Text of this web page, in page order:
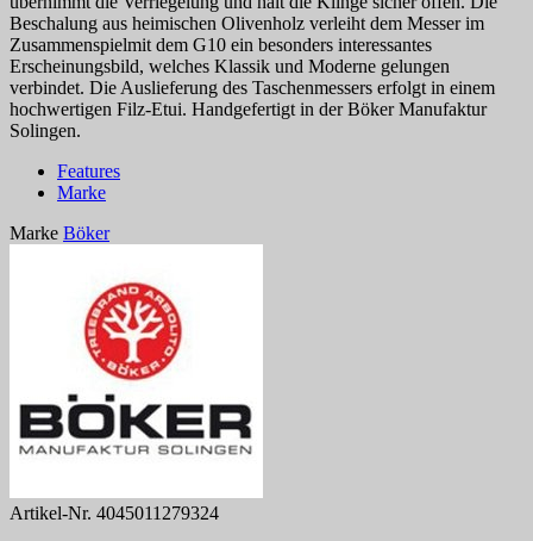
Beschalung aus heimischen Olivenholz verleiht dem Messer im
Zusammenspielmit dem G10 ein besonders interessantes
Erscheinungsbild, welches Klassik und Moderne gelungen
verbindet. Die Auslieferung des Taschenmessers erfolgt in einem
hochwertigen Filz-Etui. Handgefertigt in der Böker Manufaktur
Solingen.
Features
Marke
Marke Böker
Artikel-Nr. 4045011279324